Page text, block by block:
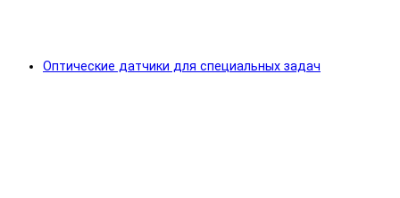
Оптические датчики для специальных задач